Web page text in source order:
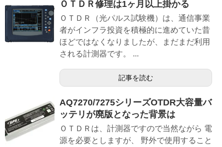
ＯＴＤＲ修理は1ヶ月以上掛かる
ＯＴＤＲ（光パルス試験機）は、通信事業
者がインフラ投資を積極的に進めていた昔
ほどではなくなりましたが、まだまだ利用
される計測器です。 ...
記事を読む
AQ7270/7275シリーズOTDR大容量バ
ッテリが廃版となった背景は
ＯＴＤＲは、計測器ですので当然ながら 電
源を必要としますが、 野外で使用すること